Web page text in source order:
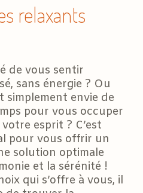
relaxants
de vous sentir
sans énergie ? Ou
simplement envie de
pour vous occuper
esprit ? C’est
pour vous offrir un
solution optimale
et la sérénité !
qui s’offre à vous, il